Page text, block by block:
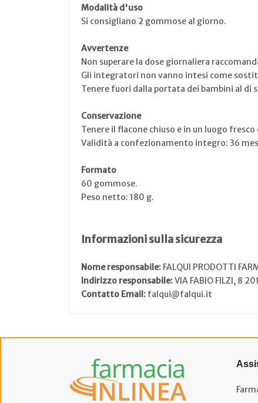
Modalità d'uso
Si consigliano 2 gommose al giorno.
Avvertenze
Non superare la dose giornaliera
Gli integratori non vanno intesi come
Tenere fuori dalla portata dei bambini al di
Conservazione
Tenere il flacone chiuso e in un luogo
Validità a confezionamento integro: 36
Formato
60 gommose.
Peso netto: 180 g.
Informazioni sulla sicurezza
Nome responsabile: FALQUI PRODOTTI
Indirizzo responsabile:VIA FABIO FILZI, 8
Contatto Email: falqui@falqui.it